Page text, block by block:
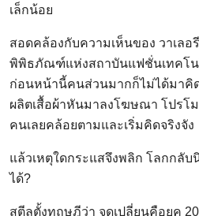
เล็กน้อย
สอดคล้องกับความเห็นของ วาเลอ
พิพิธภัณฑ์แห่งสถาบันแฟชั่นเทคโน
ก่อนหน้านี้คนส่วนมากก็ไม่ได้มาคิด
ผลิตเสื้อผ้าหันมาลงโฆษณา โปรโ
คนเลยคล้อยตามและเริ่มคิดจริงจัง
แล้วเหตุใดกระแสจึงพลิก โลกกลั
ได้?
สตีลตั้งทฤษฎีว่า จุดเปลี่ยนคือยุค